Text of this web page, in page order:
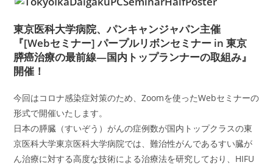
東京医科大学病院、パンキャンジャパン主催
『[Webセミナー] パープルリボンセミナー in 東京
膵癌治療の最前線―国内トップランナーの取組み』
開催！
今回はコロナ感染症対策のため、Zoomを使ったWebセミナーの
形式で開催いたします。
日本の膵臓（すいぞう）がんの症例数が国内トップクラスの東
京医科大学東京医科大学病院では、難治性がんであるすい臓が
ん治療に対する高度な技術による治療法を研究しており、HIFU